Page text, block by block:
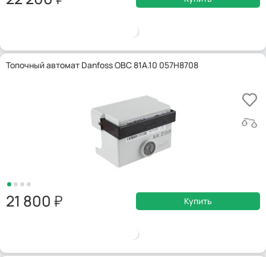
Топочный автомат Danfoss OBC 81A.10 057H8708
21 800 Купить